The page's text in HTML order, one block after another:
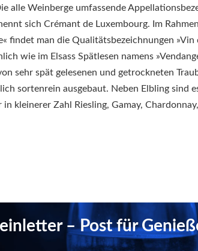
alle Weinberge umfassende
sich Crémant de Luxembourg. Im
man die Qualitätsbezeichnungen »Vin
wie im Elsass Spätlesen namens
sehr spät gelesenen und getrockneten
sortenrein ausgebaut. Neben Elbling sind
kleinerer Zahl Riesling, Gamay, Chardonnay,
– Post für